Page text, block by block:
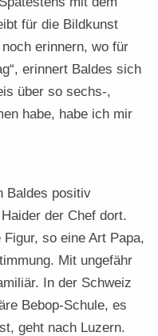
für die Bildkunst
erinnern, wo für
erinnert Baldes sich
über so sechs-,
habe, habe ich mir
Baldes positiv
der Chef dort.
so eine Art Papa,
Mit ungefähr
In der Schweiz
Bebop-Schule, es
geht nach Luzern.